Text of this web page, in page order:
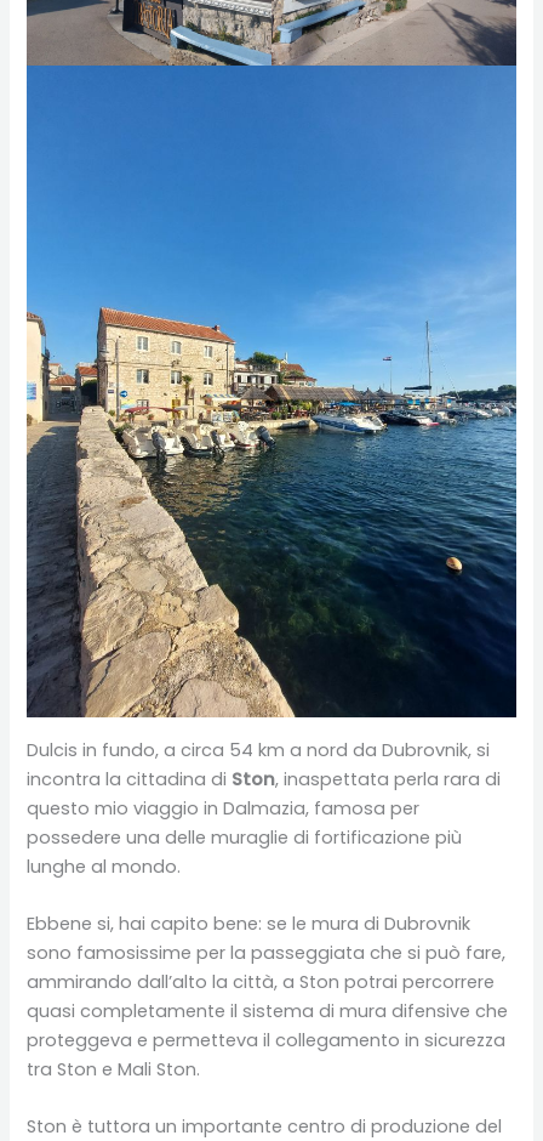
Dulcis in fundo, a circa 54 km a nord da Dubrovnik, si
incontra la cittadina di Ston, inaspettata perla rara di
questo mio viaggio in Dalmazia, famosa per
possedere una delle muraglie di fortificazione più
lunghe al mondo.
Ebbene si, hai capito bene: se le mura di Dubrovnik
sono famosissime per la passeggiata che si può fare,
ammirando dall’alto la città, a Ston potrai percorrere
quasi completamente il sistema di mura difensive che
proteggeva e permetteva il collegamento in sicurezza
tra Ston e Mali Ston.
Ston è tuttora un importante centro di produzione del